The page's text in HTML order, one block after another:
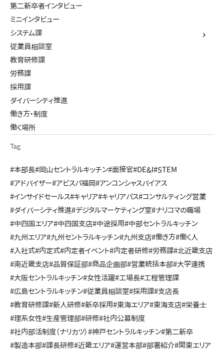
第二新卒者インタビュー
ミニインタビュー
システム課
従業員相談室
教育研修課
労務課
採用課
ダイバーシティ推進
働き方・制度
働く場所
Tag
#本部長#岡山セントラルキッチン#面接官#DE&I #STEM
#アドバイザー#アビスパ福岡#アンコンシャスバイアス
#インサイドセールス#キャリア#キャリアパス#コンサルティング営業
#ダイバーシティ推進#デジタルマーケティング室#ナリコマの職場
#中四国エリア#中四国支店#中途採用#中部セントラルキッチン
#九州エリア#九州セントラルキッチン#九州支店#働き方#働く人
#入社式#内定式#内定者イベント#内定者研修#労務課#北近畿支店
#南近畿支店#品質保証部#商品企画部#営業統括本部#大学連携
#大阪セントラルキッチン#女性活躍#工場長#工程管理課
#広島セントラルキッチン#従業員相談室#採用課#支店長
#教育研修課#新人研修#新卒採用#東海エリア#東海支店#栄養士
#理系女性#生産管理部#研修#社内公募制度
#社内部活制度（ナリカツ） #神戸セントラルキッチン#第二新卒
#製造本部#課長研修#近畿エリア#運営本部#部署紹介#関東エリア